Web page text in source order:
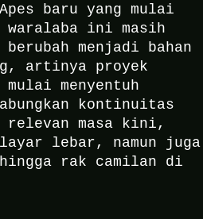
baru yang mulai
waralaba ini masih
menjadi bahan
artinya proyek
menyentuh
kontinuitas
relevan masa kini,
lebar, namun juga
rak camilan di